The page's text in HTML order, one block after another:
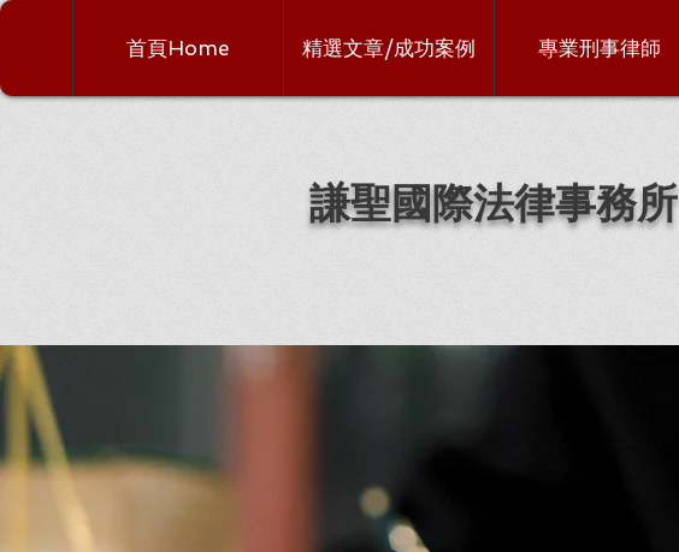
首頁Home 精選文章/成功案例 專業刑事律師
謙聖國際法律事務所